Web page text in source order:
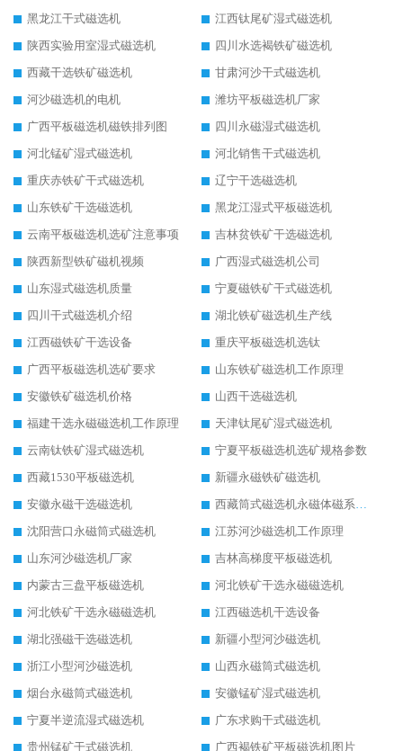
黑龙江干式磁选机
江西钛尾矿湿式磁选机
陕西实验用室湿式磁选机
四川水选褐铁矿磁选机
西藏干选铁矿磁选机
甘肃河沙干式磁选机
河沙磁选机的电机
潍坊平板磁选机厂家
广西平板磁选机磁铁排列图
四川永磁湿式磁选机
河北锰矿湿式磁选机
河北销售干式磁选机
重庆赤铁矿干式磁选机
辽宁干选磁选机
山东铁矿干选磁选机
黑龙江湿式平板磁选机
云南平板磁选机选矿注意事项
吉林贫铁矿干选磁选机
陕西新型铁矿磁机视频
广西湿式磁选机公司
山东湿式磁选机质量
宁夏磁铁矿干式磁选机
四川干式磁选机介绍
湖北铁矿磁选机生产线
江西磁铁矿干选设备
重庆平板磁选机选钛
广西平板磁选机选矿要求
山东铁矿磁选机工作原理
安徽铁矿磁选机价格
山西干选磁选机
福建干选永磁磁选机工作原理
天津钛尾矿湿式磁选机
云南钛铁矿湿式磁选机
宁夏平板磁选机选矿规格参数
西藏1530平板磁选机
新疆永磁铁矿磁选机
安徽永磁干选磁选机
西藏筒式磁选机永磁体磁系设计
沈阳营口永磁筒式磁选机
江苏河沙磁选机工作原理
山东河沙磁选机厂家
吉林高梯度平板磁选机
内蒙古三盘平板磁选机
河北铁矿干选永磁磁选机
河北铁矿干选永磁磁选机
江西磁选机干选设备
湖北强磁干选磁选机
新疆小型河沙磁选机
浙江小型河沙磁选机
山西永磁筒式磁选机
烟台永磁筒式磁选机
安徽锰矿湿式磁选机
宁夏半逆流湿式磁选机
广东求购干式磁选机
贵州锰矿干式磁选机
广西褐铁矿平板磁选机图片